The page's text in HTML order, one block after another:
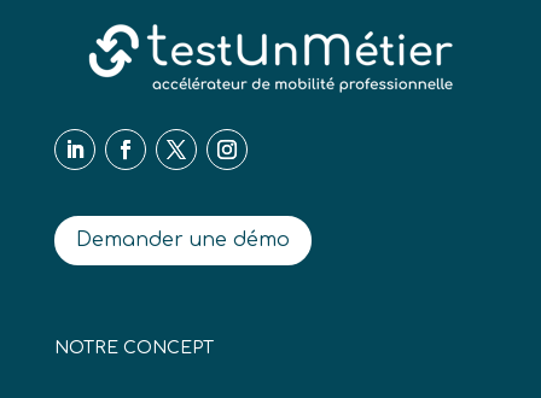
Demander une démo
NOTRE CONCEPT